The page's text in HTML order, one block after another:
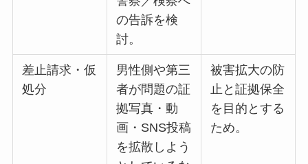
の告訴を検
討。
差止請求・仮
処分
男性側や第三
者が問題の証
拠写真・動
画・SNS投稿
を拡散しよう
被害拡大の防
止と証拠保全
を目的とする
ため。